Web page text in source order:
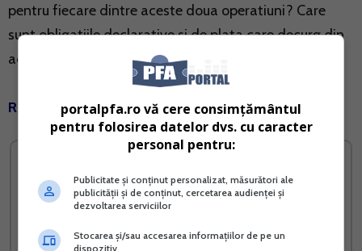
pentru fiecare dintre aceste doua operatiuni? Care
sunt obligatiile declarative si de plata care decurg din
aceste doua operatiuni? Care este baza legala?
Raspunsul expertilor Rentrop&Straton:
portalpfa.ro vă cere consimțământul
pentru folosirea datelor dvs. cu caracter
personal pentru:
Publicitate și conținut personalizat, măsurători ale
publicității și de conținut, cercetarea audienței și
dezvoltarea serviciilor
Stocarea și/sau accesarea informațiilor de pe un
dispozitiv